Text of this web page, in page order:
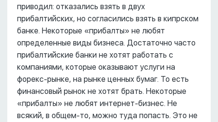
приводил: отказались взять в двух
прибалтийских, но согласились взять в кипрском
банке. Некоторые «прибалты» не любят
определенные виды бизнеса. Достаточно часто
прибалтийские банки не хотят работать с
компаниями, которые оказывают услуги на
форекс-рынке, на рынке ценных бумаг. То есть
финансовый рынок не хотят брать. Некоторые
«прибалты» не любят интернет-бизнес. Не
всякий, в общем-то, можно туда попасть. Это не